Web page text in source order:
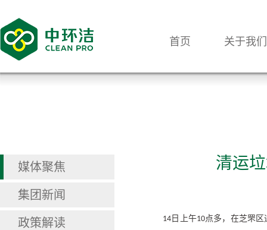
首页 关于我们
媒体聚焦
集团新闻
政策解读
清运
14 日上午10点多，在芝罘区